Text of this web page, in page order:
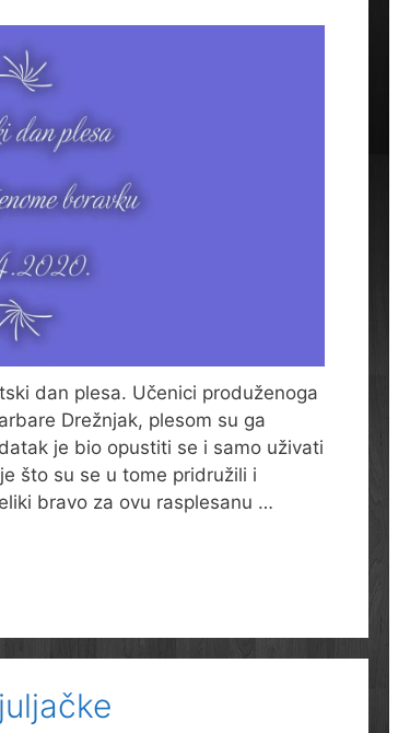
dan plesa. Učenici produženoga
Drežnjak, plesom su ga
je bio opustiti se i samo uživati
što su se u tome pridružili i
bravo za ovu rasplesanu …